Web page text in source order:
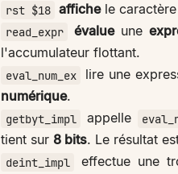
rst $18 affichele caractère
read_expr évalueune
l'accumulateur flottant.
eval_num_ex lire une
numérique.
getbyt_impl appelle
tient sur 8 bits. Le résultat
deint_impl effectue une